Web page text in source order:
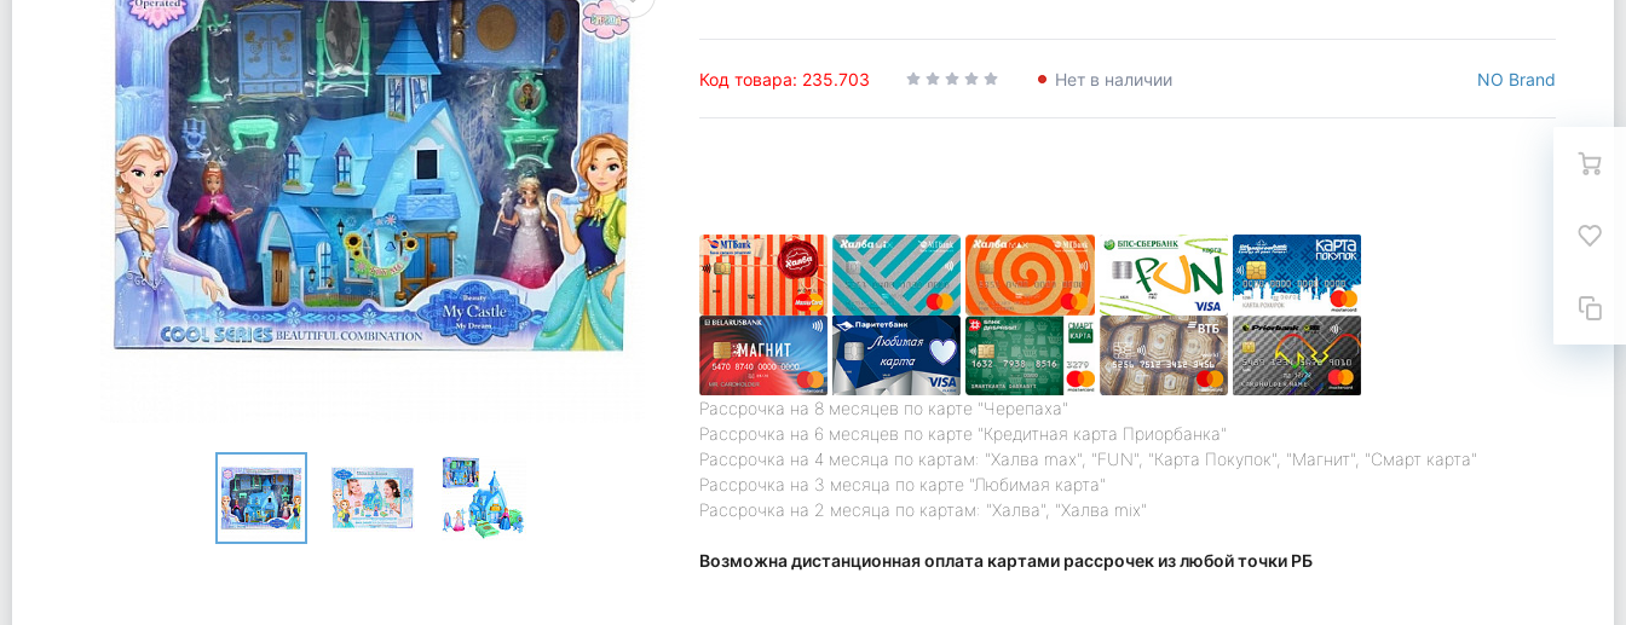
Код товара: 235.703 Нет в наличии NO Brand
Рассрочка на 8 месяцев по карте "Черепаха"
Рассрочка на 6 месяцев по карте "Кредитная карта Приорбанка"
Рассрочка на 4 месяца по картам: "Халва max", "FUN", "Карта Покупок", "Магнит", "Смарт карта"
Рассрочка на 3 месяца по карте "Любимая карта"
Рассрочка на 2 месяца по картам: "Халва", "Халва mix"
Возможна дистанционная оплата картами рассрочек из любой точки РБ